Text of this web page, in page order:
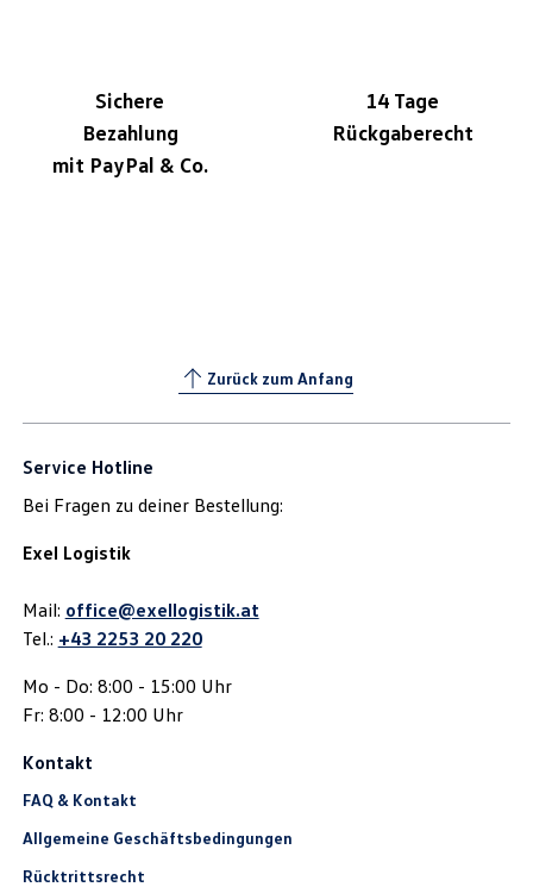
Sichere
Bezahlung
mit PayPal & Co.
14 Tage
Rückgaberecht
Zurück zum Anfang
Service Hotline
Bei Fragen zu deiner Bestellung:
Exel Logistik
Mail: office@exellogistik.at
Tel.: +43 2253 20 220
Mo - Do: 8:00 - 15:00 Uhr
Fr: 8:00 - 12:00 Uhr
Kontakt
FAQ & Kontakt
Allgemeine Geschäftsbedingungen
Rücktrittsrecht